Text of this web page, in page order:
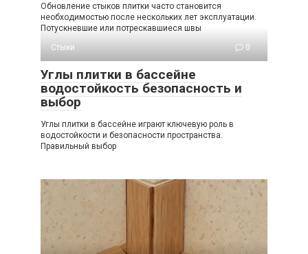
Обновление стыков плитки часто становится
необходимостью после нескольких лет эксплуатации.
Потускневшие или потрескавшиеся швы
Стыки
0
Углы плитки в бассейне
водостойкость безопасность и
выбор
Углы плитки в бассейне играют ключевую роль в
водостойкости и безопасности пространства.
Правильный выбор